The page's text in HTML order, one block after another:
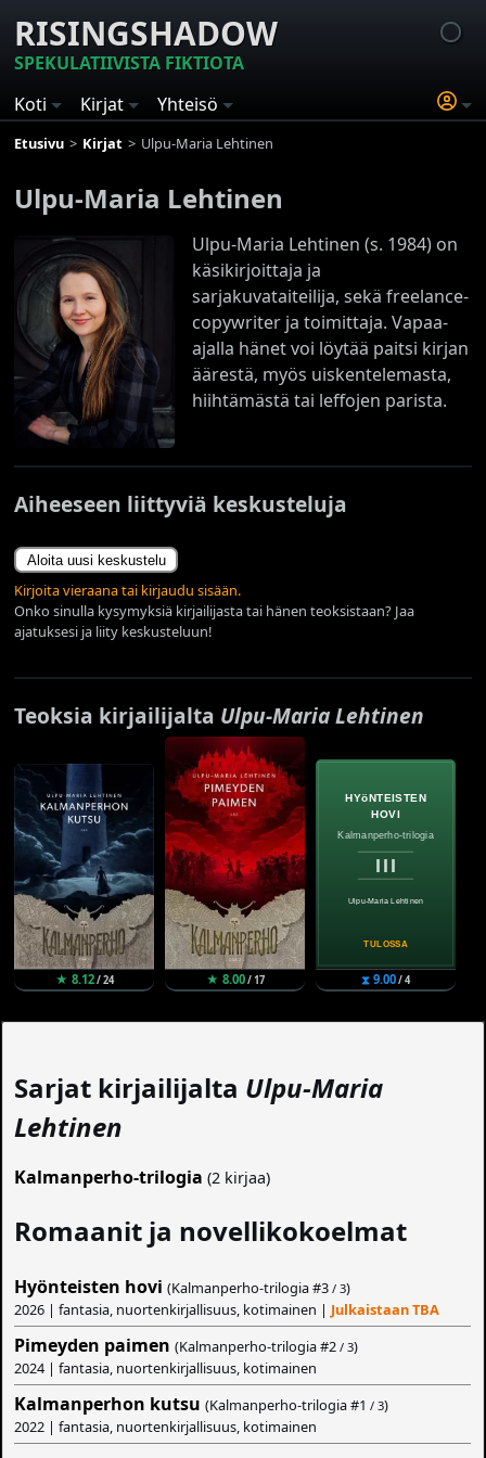
RISINGSHADOW
SPEKULATIIVISTA FIKTIOTA
Koti
Kirjat Yhteisö
Etusivu Kirjat Ulpu-Maria Lehtinen
Ulpu-Maria Lehtinen
Ulpu-Maria Lehtinen (s. 1984) on
käsikirjoittaja ja
sarjakuvataiteilija, sekä freelance-
copywriter ja toimittaja. Vapaa-
ajalla hänet voi löytää paitsi kirjan
äärestä, myös uiskentelemasta,
hiihtämästä tai leffojen parista.
Aiheeseen liittyviä keskusteluja
Aloita uusi keskustelu
Kirjoita vieraana tai kirjaudu sisään.
Onko sinulla kysymyksiä kirjailijasta tai hänen teoksistaan? Jaa
ajatuksesi ja liity keskusteluun!
Teoksia kirjailijalta Ulpu-Maria Lehtinen
★ 8.12/ 24 ★ 8.00/ 17 ⧗ 9.00/ 4
Sarjat kirjailijalta Ulpu-Maria
Lehtinen
Kalmanperho-trilogia (2 kirjaa)
Romaanit ja novellikokoelmat
Hyönteisten hovi (Kalmanperho-trilogia #3 / 3)
2026 | fantasia, nuortenkirjallisuus, kotimainen | Julkaistaan TBA
Pimeyden paimen (Kalmanperho-trilogia #2 / 3)
2024 | fantasia, nuortenkirjallisuus, kotimainen
Kalmanperhon kutsu (Kalmanperho-trilogia #1 / 3)
2022 | fantasia, nuortenkirjallisuus, kotimainen